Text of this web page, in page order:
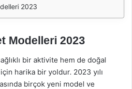
2023
Modelleri 2023
bir aktivite hem de doğal
harika bir yoldur. 2023 yılı
birçok yeni model ve